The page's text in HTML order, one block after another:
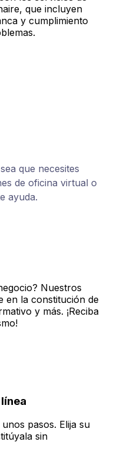
que incluyen
y cumplimiento
que necesites
de oficina virtual o
ayuda.
Nuestros
en la constitución de
y más. ¡Reciba
pasos. Elija su
sin